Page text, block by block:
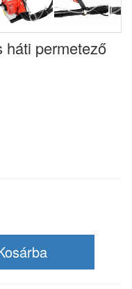
háti permetező